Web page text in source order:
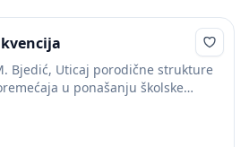
Bjedić, Uticaj porodične strukture
u ponašanju školske
30 38 Teoretičari...